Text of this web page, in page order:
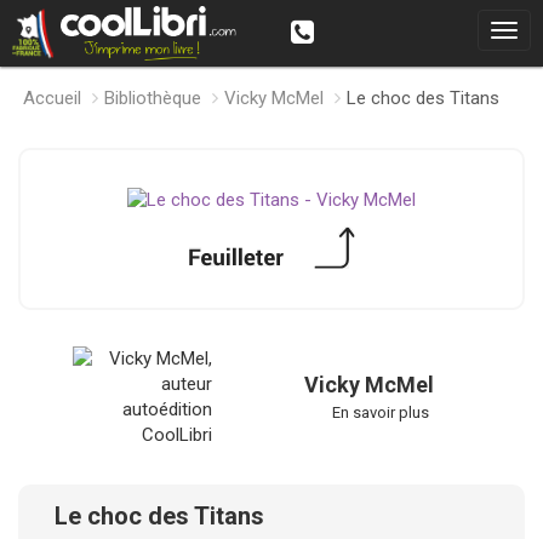
Accueil Bibliothèque Vicky McMel Le choc des Titans
Vicky McMel
En savoir plus
Le choc des Titans